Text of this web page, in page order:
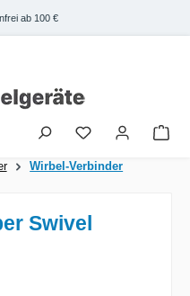
ab 100 €
Wirbel-Verbinder
Swivel